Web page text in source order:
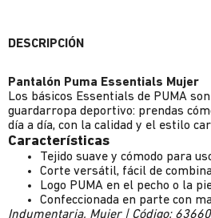
DESCRIPCIÓN
Pantalón Puma Essentials Mujer
Los básicos Essentials de PUMA
guardarropa deportivo: prendas
día a día, con la calidad y el estilo
Características
Tejido suave y cómodo para
Corte versátil, fácil de
Logo PUMA en el pecho o la
Confeccionada en parte con
Indumentaria, Mujer | Código: